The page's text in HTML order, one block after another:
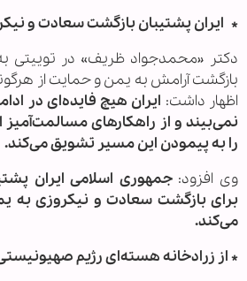
* ایران پشتیبان بازگشت سعادت و
دکتر «محمدجواد ظریف» در توییتی به
بازگشت آرامش به یمن و حمایت از
اظهار داشت: ایران هیچ فایده‌ای در
نمی‌بیند و از راهکارهای
را به پیمودن این مسیر تشویق می‌کند.
وی افزود:جمهوری اسلامی ایران
برای بازگشت سعادت و نیکروزی به
می‌کند.
* از زرادخانه هسته‌ای رژیم